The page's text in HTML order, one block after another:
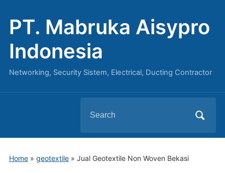
PT. Mabruka Aisypro
Indonesia
Networking, Security Sistem, Electrical, Ducting Contractor
for:
Home» geotextile» Jual Geotextile Non Woven Bekasi